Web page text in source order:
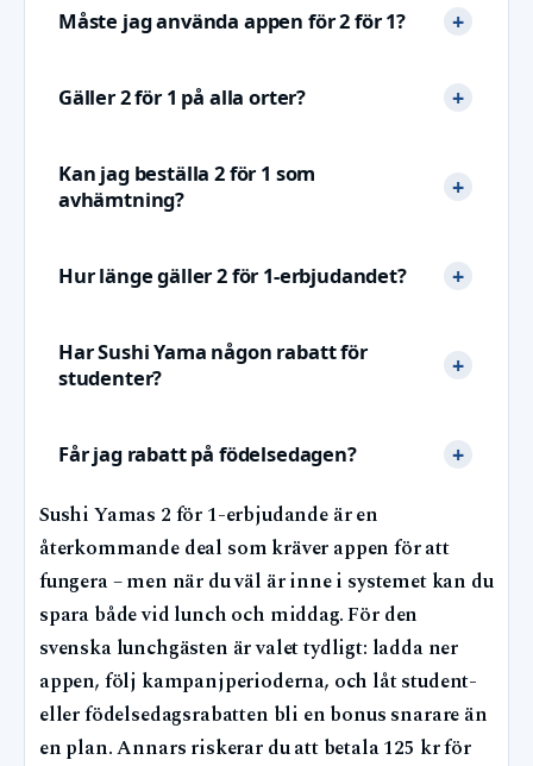
Måste jag använda appen för 2 för 1?
Gäller 2 för 1 på alla orter?
Kan jag beställa 2 för 1 som
avhämtning?
Hur länge gäller 2 för 1-erbjudandet?
Har Sushi Yama någon rabatt för
studenter?
Får jag rabatt på födelsedagen?
Sushi Yamas 2 för 1-erbjudande är en
återkommande deal som kräver appen för att
fungera – men när du väl är inne i systemet kan du
spara både vid lunch och middag. För den
svenska lunchgästen är valet tydligt: ladda ner
appen, följ kampanjperioderna, och låt student-
eller födelsedagsrabatten bli en bonus snarare än
en plan. Annars riskerar du att betala 125 kr för